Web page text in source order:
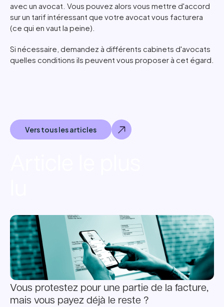
avec un avocat. Vous pouvez alors vous mettre d'accord
sur un tarif intéressant que votre avocat vous facturera
(ce qui en vaut la peine).
Si nécessaire, demandez à différents cabinets d'avocats
quelles conditions ils peuvent vous proposer à cet égard.
Vers tous les articles
Vous protestez pour une partie de la facture,
mais vous payez déjà le reste ?